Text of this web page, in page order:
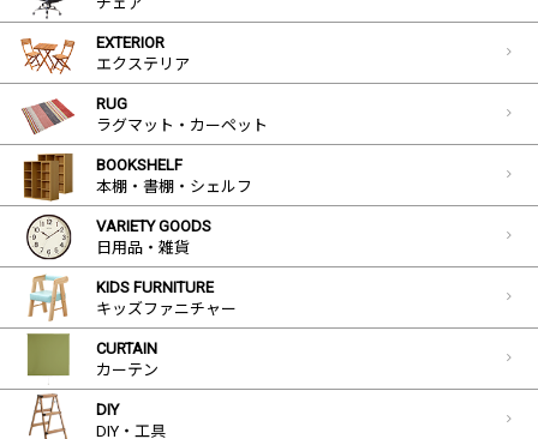
EXTERIOR
エクステリア
RUG
ラグマット・カーペット
BOOKSHELF
本棚・書棚・シェルフ
VARIETY GOODS
日用品・雑貨
KIDS FURNITURE
キッズファニチャー
CURTAIN
カーテン
DIY
DIY・工具